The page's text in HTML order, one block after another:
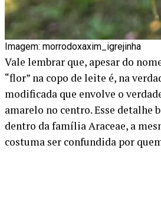
Imagem: morrodoxaxim_igrejinha
Vale lembrar que, apesar do
“flor” na copo de leite é, na
modificada que envolve o
amarelo no centro. Esse detalhe
dentro da família Araceae, a
costuma ser confundida por